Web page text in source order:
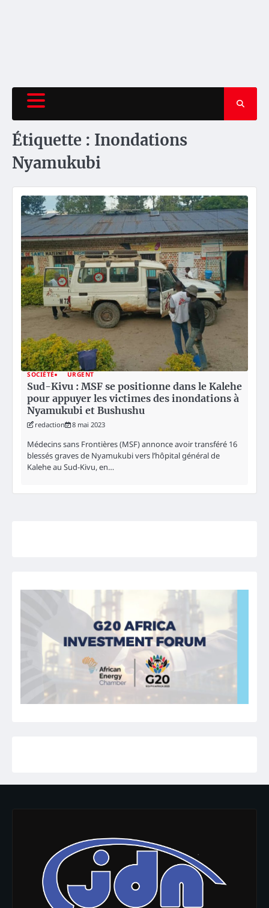
Étiquette : Inondations
Nyamukubi
SOCIÉTÉ URGENT
Sud-Kivu : MSF se positionne dans le Kalehe
pour appuyer les victimes des inondations à
Nyamukubi et Bushushu
redaction 8 mai 2023
Médecins sans Frontières (MSF) annonce avoir transféré 16
blessés graves de Nyamukubi vers l’hôpital général de
Kalehe au Sud-Kivu, en…